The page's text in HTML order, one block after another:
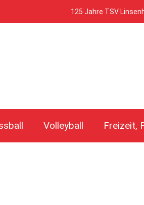
125 Jahre TSV
Volleyball Freizeit,